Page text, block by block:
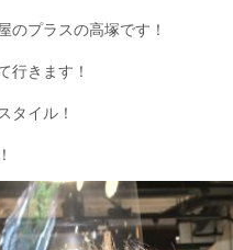
のプラスの高塚です！
行きます！
タイル！